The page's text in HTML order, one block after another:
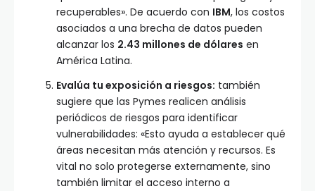
recuperables». De acuerdo con IBM, los costos
asociados a una brecha de datos pueden
alcanzar los 2.43 millones de dólares en
América Latina.
Evalúa tu exposición a riesgos: también
sugiere que las Pymes realicen análisis
periódicos de riesgos para identificar
vulnerabilidades: «Esto ayuda a establecer qué
áreas necesitan más atención y recursos. Es
vital no solo protegerse externamente, sino
también limitar el acceso interno a